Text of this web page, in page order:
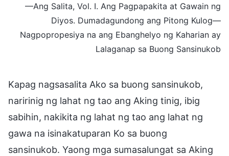
—Ang Salita, Vol. I. Ang Pagpapakita at Gawain ng
Diyos. Dumadagundong ang Pitong Kulog—
Nagpopropesiya na ang Ebanghelyo ng Kaharian ay
Lalaganap sa Buong Sansinukob
Kapag nagsasalita Ako sa buong sansinukob,
naririnig ng lahat ng tao ang Aking tinig, ibig
sabihin, nakikita ng lahat ng tao ang lahat ng
gawa na isinakatuparan Ko sa buong
sansinukob. Yaong mga sumasalungat sa Aking